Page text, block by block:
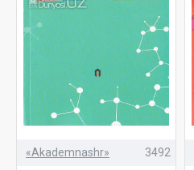
«Akademnashr» 3492